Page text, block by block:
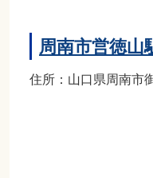
周南市営徳山
住所：山口県周南市